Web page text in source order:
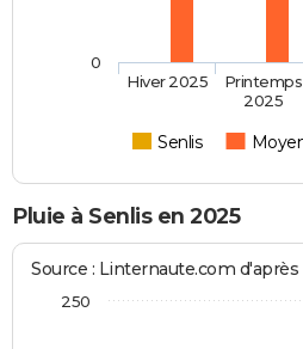
Senlis
Hiver 2025
Printemps
2025
0
Pluie à Senlis en 2025
Source : Linternaute.com
250